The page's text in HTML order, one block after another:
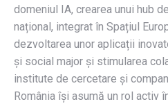
domeniul IA, crearea unui hub
național, integrat în Spațiul
dezvoltarea unor aplicații
și social major și stimularea
institute de cercetare și
România își asumă un rol activ